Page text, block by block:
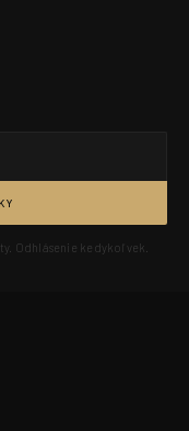
Odhlásenie kedykoľvek.